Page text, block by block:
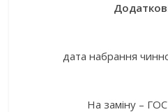
дата набрання
На заміну –